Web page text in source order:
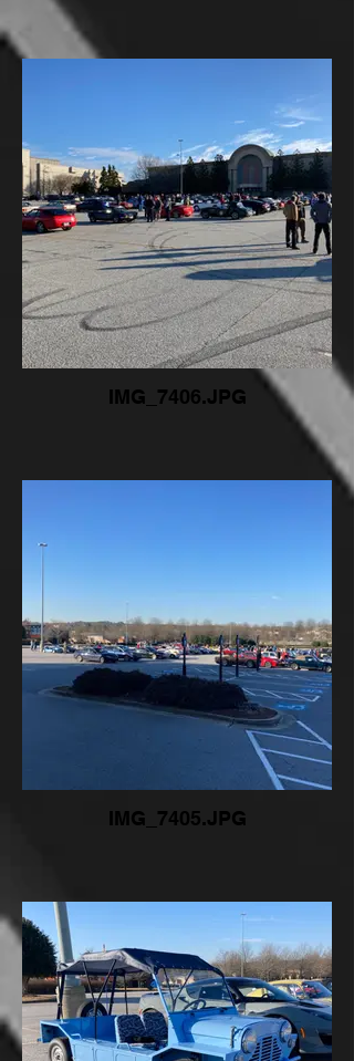
IMG_7406.JPG
IMG_7405.JPG